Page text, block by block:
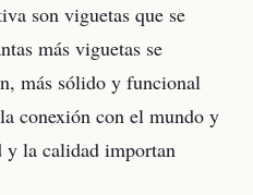
son viguetas que se
más viguetas se
más sólido y funcional
conexión con el mundo y
y la calidad importan